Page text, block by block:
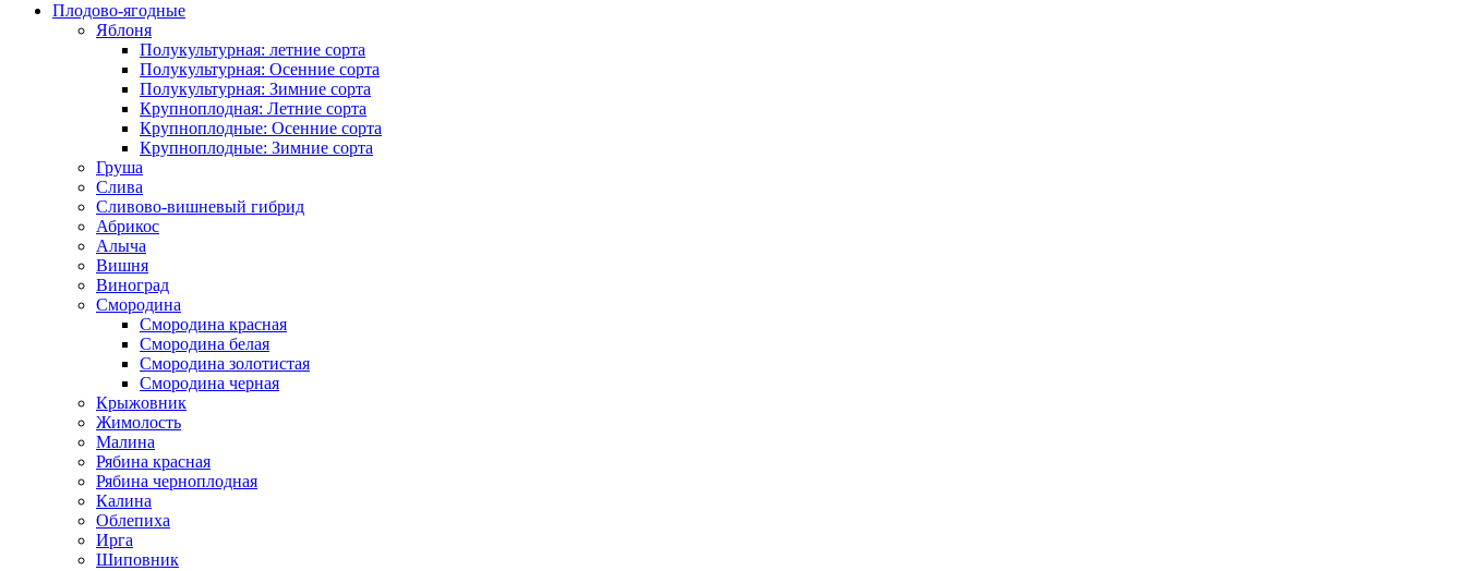
Плодово-ягодные
Яблоня
Полукультурная: летние сорта
Полукультурная: Осенние сорта
Полукультурная: Зимние сорта
Крупноплодная: Летние сорта
Крупноплодные: Осенние сорта
Крупноплодные: Зимние сорта
Груша
Слива
Сливово-вишневый гибрид
Абрикос
Алыча
Вишня
Виноград
Смородина
Смородина красная
Смородина белая
Смородина золотистая
Смородина черная
Крыжовник
Жимолость
Малина
Рябина красная
Рябина черноплодная
Калина
Облепиха
Ирга
Шиповник